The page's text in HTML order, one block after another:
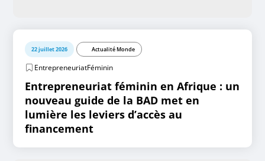
22 juillet 2026 Actualité Monde
EntrepreneuriatFéminin
Entrepreneuriat féminin en Afrique : un
nouveau guide de la BAD met en
lumière les leviers d’accès au
financement